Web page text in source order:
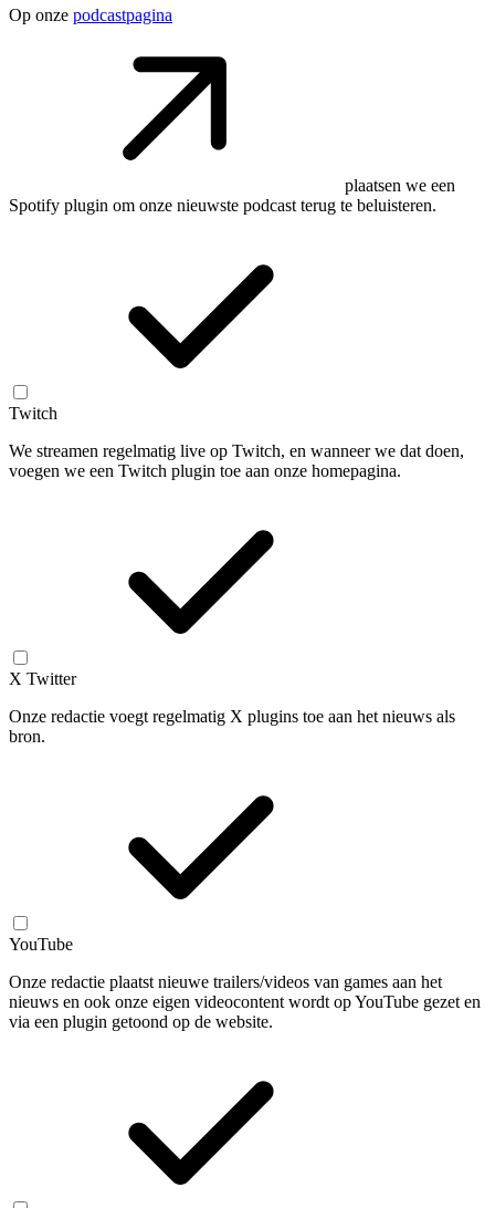
Op onze podcastpagina
plaatsen we een
Spotify plugin om onze nieuwste podcast terug te beluisteren.
Twitch
We streamen regelmatig live op Twitch, en wanneer we dat doen,
voegen we een Twitch plugin toe aan onze homepagina.
X Twitter
Onze redactie voegt regelmatig X plugins toe aan het nieuws als
bron.
YouTube
Onze redactie plaatst nieuwe trailers/videos van games aan het
nieuws en ook onze eigen videocontent wordt op YouTube gezet en
via een plugin getoond op de website.